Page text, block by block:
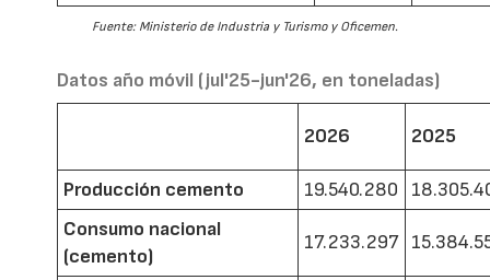
Fuente: Ministerio de Industria y Turismo y Oficemen.
Datos año móvil (jul'25-jun'26, en toneladas)
2026 2025
Producción cemento 19.540.280
Consumo nacional
(cemento)
17.233.297